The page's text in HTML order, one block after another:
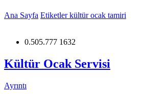
Ana Sayfa Etiketlerkültür ocak tamiri
0.505.777 1632
Kültür Ocak Servisi
Ayrıntı